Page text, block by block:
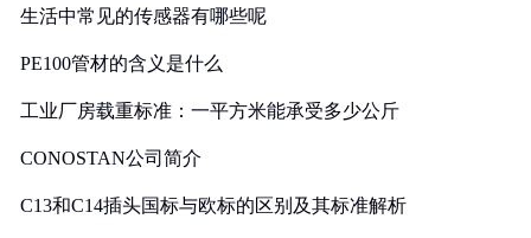
生活中常见的传感器有哪些呢
PE100管材的含义是什么
工业厂房载重标准：一平方米能承受多少公斤
CONOSTAN公司简介
C13和C14插头国标与欧标的区别及其标准解析